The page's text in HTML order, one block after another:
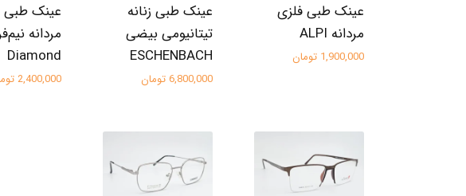
عینک طبی فلزی
مردانه ALPI
1,900,000 تومان
عینک طبی زنانه
تیتانیومی بیضی
ESCHENBACH
6,800,000 تومان
عینک طبی
مردانه
Diamond
2,400,000 تومان